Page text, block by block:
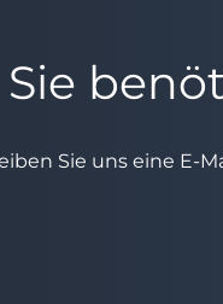
Sie
Sie uns eine E-